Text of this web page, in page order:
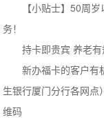
【小贴士】50周
务！
持卡即贵宾 养老
新办福卡的客户有
生银行厦门分行各网
维码